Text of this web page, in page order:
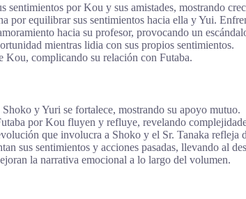
sentimientos por Kou y sus amistades, mostrando
por equilibrar sus sentimientos hacia ella y Yui.
hacia su profesor, provocando un
mientras lidia con sus propios sentimientos.
Kou, complicando su relación con Futaba.
y Yuri se fortalece, mostrando su apoyo mutuo.
por Kou fluyen y refluye, revelando
que involucra a Shoko y el Sr. Tanaka refleja
sus sentimientos y acciones pasadas, llevando al
la narrativa emocional a lo largo del volumen.